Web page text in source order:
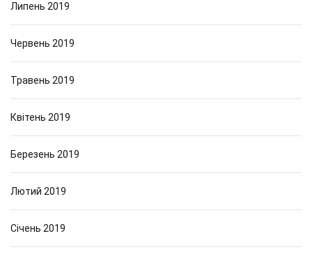
Липень 2019
Червень 2019
Травень 2019
Квітень 2019
Березень 2019
Лютий 2019
Січень 2019